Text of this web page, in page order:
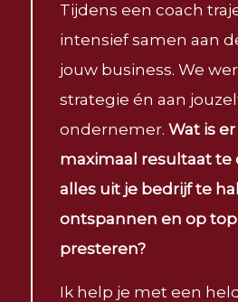
Tijdens een coach
intensief samen aan
jouw business. We
strategie én aan
ondernemer. Wat is
maximaal resultaat te
alles uit je bedrijf te
ontspannen en op
presteren?
Ik help je met een